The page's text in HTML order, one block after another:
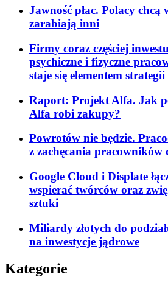
Jawność płac. Polacy chcą
zarabiają inni
Firmy coraz częściej
psychiczne i fizyczne
staje się elementem
Raport: Projekt Alfa. Jak
Alfa robi zakupy?
Powrotów nie będzie.
z zachęcania
Google Cloud i Displate
wspierać twórców oraz
sztuki
Miliardy złotych do
na inwestycje jądrowe
Kategorie